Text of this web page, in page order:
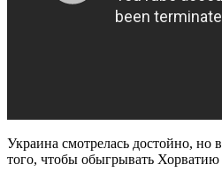
Украина смотрелась достойно,
того, чтобы обыгрывать Хорватию